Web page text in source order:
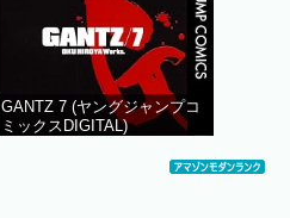
GANTZ 7 (ヤングジャンプコ
ミックスDIGITAL)